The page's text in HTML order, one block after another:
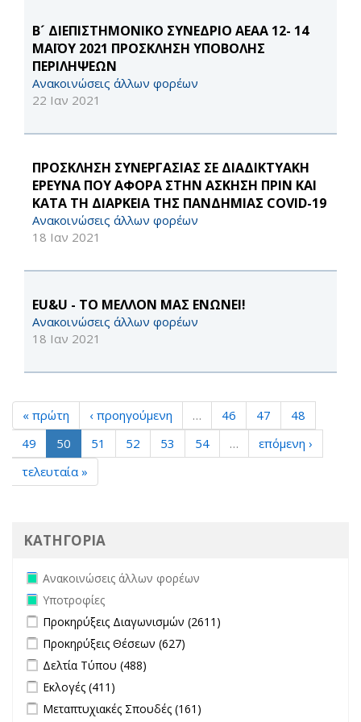
Β´ ΔΙΕΠΙΣΤΗΜΟΝΙΚΟ ΣΥΝΕΔΡΙΟ ΑΕΑΑ 12- 14
ΜΑΪΟΥ 2021 ΠΡΟΣΚΛΗΣΗ ΥΠΟΒΟΛΗΣ
ΠΕΡΙΛΗΨΕΩΝ
Ανακοινώσεις άλλων φορέων
22 Ιαν 2021
ΠΡΟΣΚΛΗΣΗ ΣΥΝΕΡΓΑΣΙΑΣ ΣΕ ΔΙΑΔΙΚΤΥΑΚΗ
ΕΡΕΥΝΑ ΠΟΥ ΑΦΟΡΑ ΣΤΗΝ ΑΣΚΗΣΗ ΠΡΙΝ ΚΑΙ
ΚΑΤΑ ΤΗ ΔΙΑΡΚΕΙΑ ΤΗΣ ΠΑΝΔΗΜΙΑΣ COVID-19
Ανακοινώσεις άλλων φορέων
18 Ιαν 2021
EU&U - ΤΟ ΜΕΛΛΟΝ ΜΑΣ ΕΝΩΝΕΙ!
Ανακοινώσεις άλλων φορέων
18 Ιαν 2021
« πρώτη ‹ προηγούμενη … 46 47
48
49
50 51 52 53 54 …
επόμενη ›
τελευταία »
ΚΑΤΗΓΟΡΙΑ
Remove Ανακοινώσεις άλλων φορέων filter
Ανακοινώσεις άλλων φορέων
Remove Υποτροφίες filter
Υποτροφίες
Apply Προκηρύξεις Διαγωνισμών filter
Προκηρύξεις Διαγωνισμών (2611)
Apply Προκηρύξεις Θέσεων filter
Προκηρύξεις Θέσεων (627)
Apply Δελτία Τύπου filter
Δελτία Τύπου (488)
Apply Εκλογές filter
Εκλογές (411)
Apply Μεταπτυχιακές Σπουδές filter
Μεταπτυχιακές Σπουδές (161)